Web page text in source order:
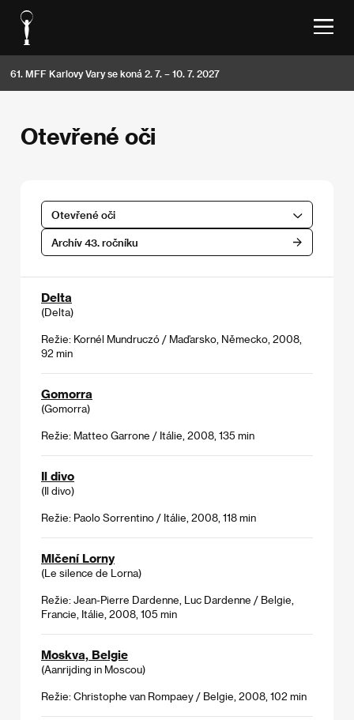
61. MFF Karlovy Vary se koná 2. 7. – 10. 7. 2027
Otevřené oči
Otevřené oči
Archív 43. ročníku
Delta
(Delta)
Režie: Kornél Mundruczó / Maďarsko, Německo, 2008,
92 min
Gomorra
(Gomorra)
Režie: Matteo Garrone / Itálie, 2008, 135 min
Il divo
(Il divo)
Režie: Paolo Sorrentino / Itálie, 2008, 118 min
Mlčení Lorny
(Le silence de Lorna)
Režie: Jean-Pierre Dardenne, Luc Dardenne / Belgie,
Francie, Itálie, 2008, 105 min
Moskva, Belgie
(Aanrijding in Moscou)
Režie: Christophe van Rompaey / Belgie, 2008, 102 min